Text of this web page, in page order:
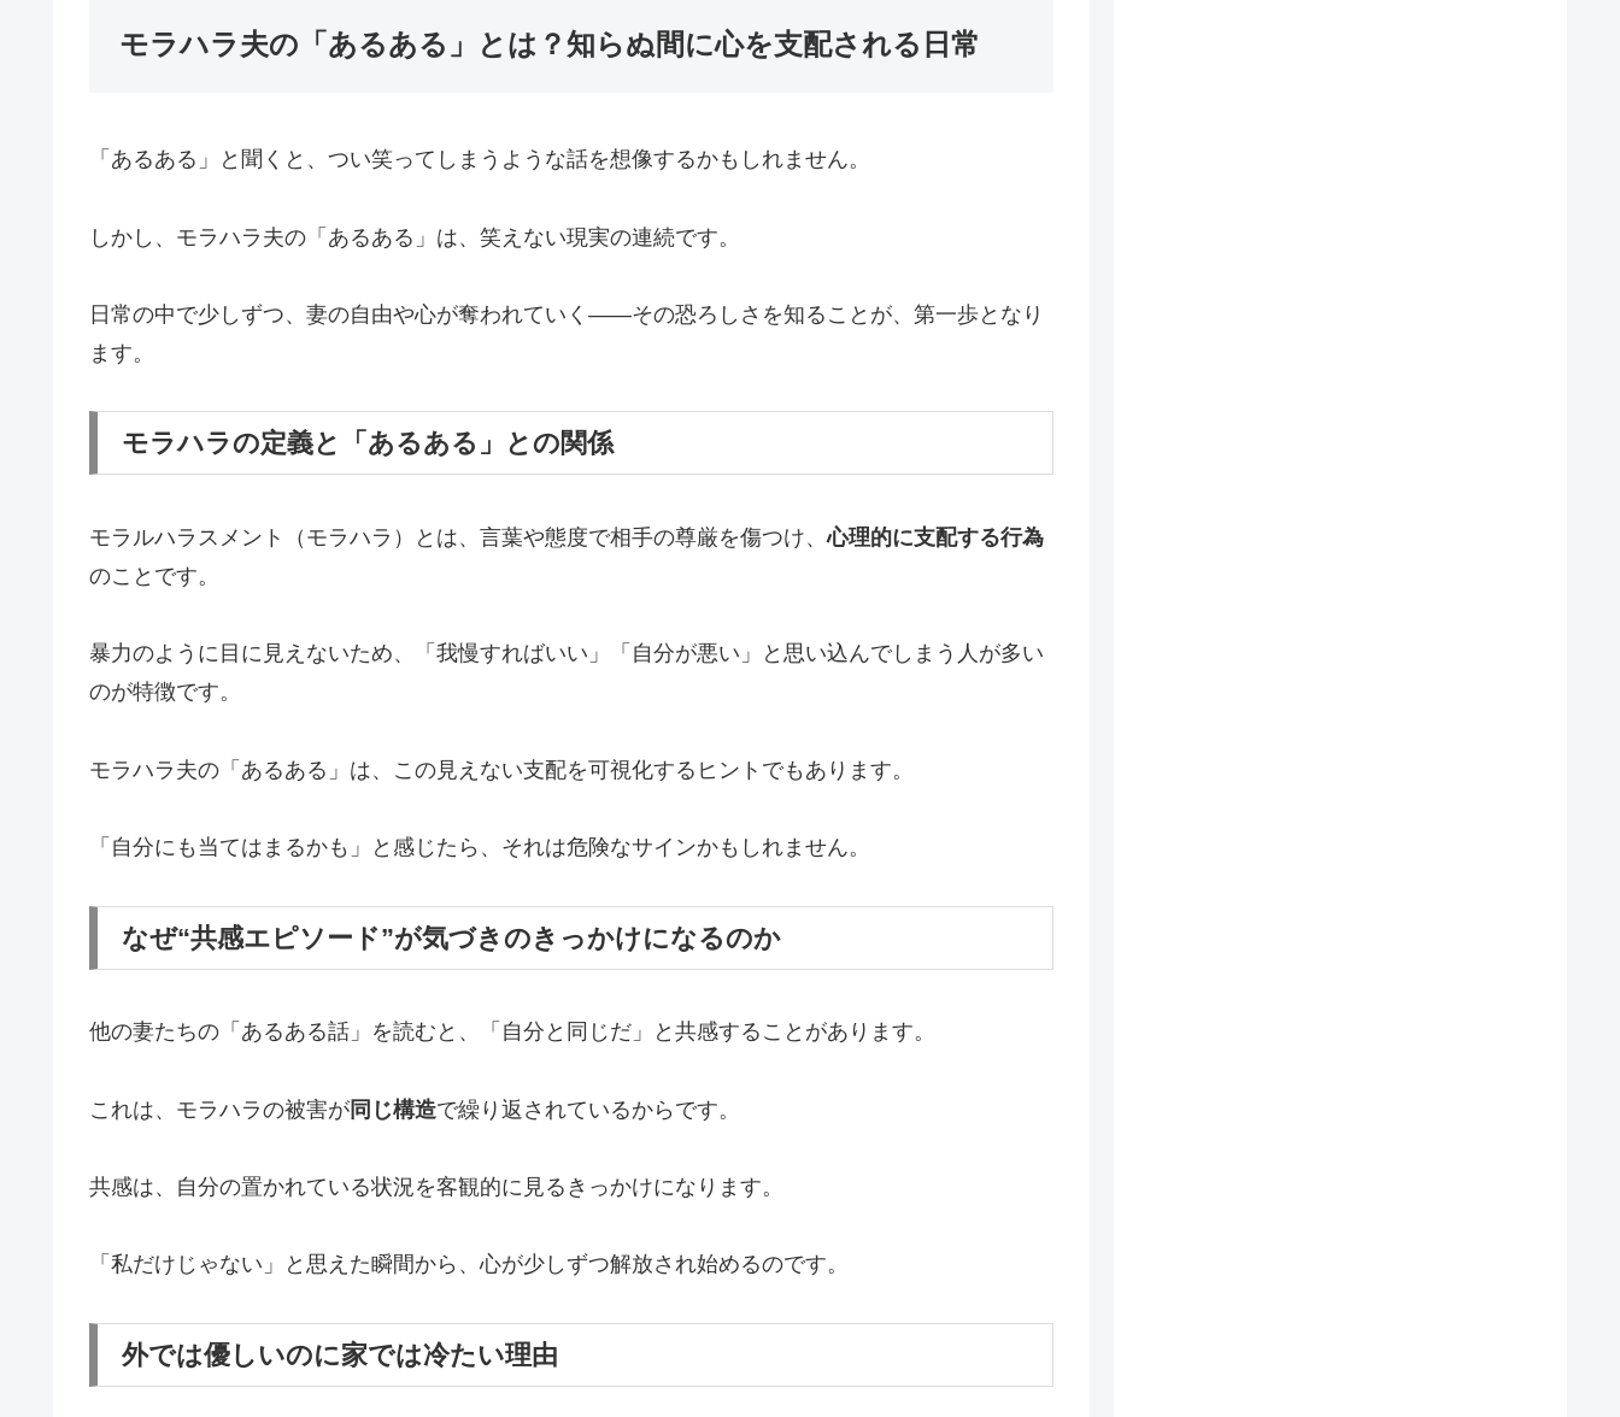
モラハラ夫の「あるある」とは？知らぬ間に心を支配される日常
「あるある」と聞くと、つい笑ってしまうような話を想像するかもしれません。
しかし、モラハラ夫の「あるある」は、笑えない現実の連続です。
日常の中で少しずつ、妻の自由や心が奪われていく――その恐ろしさを知ることが、第一歩となり
ます。
モラハラの定義と「あるある」との関係
モラルハラスメント（モラハラ）とは、言葉や態度で相手の尊厳を傷つけ、心理的に支配する行為
のことです。
暴力のように目に見えないため、「我慢すればいい」「自分が悪い」と思い込んでしまう人が多い
のが特徴です。
モラハラ夫の「あるある」は、この見えない支配を可視化するヒントでもあります。
「自分にも当てはまるかも」と感じたら、それは危険なサインかもしれません。
なぜ“共感エピソード”が気づきのきっかけになるのか
他の妻たちの「あるある話」を読むと、「自分と同じだ」と共感することがあります。
これは、モラハラの被害が同じ構造で繰り返されているからです。
共感は、自分の置かれている状況を客観的に見るきっかけになります。
「私だけじゃない」と思えた瞬間から、心が少しずつ解放され始めるのです。
外では優しいのに家では冷たい理由